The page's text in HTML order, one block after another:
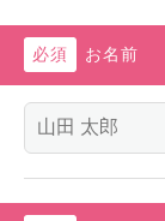
お名前